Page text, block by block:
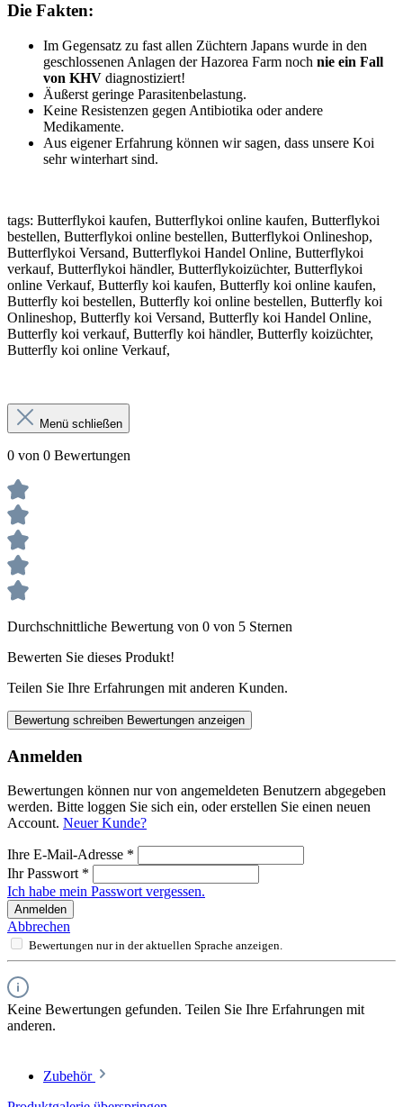
Die Fakten:
Im Gegensatz zu fast allen Züchtern Japans wurde in den
geschlossenen Anlagen der Hazorea Farm noch nie ein Fall
von KHV diagnostiziert!
Äußerst geringe Parasitenbelastung.
Keine Resistenzen gegen Antibiotika oder andere
Medikamente.
Aus eigener Erfahrung können wir sagen, dass unsere Koi
sehr winterhart sind.
tags: Butterflykoi kaufen, Butterflykoi online kaufen, Butterflykoi
bestellen, Butterflykoi online bestellen, Butterflykoi Onlineshop,
Butterflykoi Versand, Butterflykoi Handel Online, Butterflykoi
verkauf, Butterflykoi händler, Butterflykoizüchter, Butterflykoi
online Verkauf, Butterfly koi kaufen, Butterfly koi online kaufen,
Butterfly koi bestellen, Butterfly koi online bestellen, Butterfly koi
Onlineshop, Butterfly koi Versand, Butterfly koi Handel Online,
Butterfly koi verkauf, Butterfly koi händler, Butterfly koizüchter,
Butterfly koi online Verkauf,
Menü schließen
0 von 0 Bewertungen
Durchschnittliche Bewertung von 0 von 5 Sternen
Bewerten Sie dieses Produkt!
Teilen Sie Ihre Erfahrungen mit anderen Kunden.
Bewertung schreiben Bewertungen anzeigen
Anmelden
Bewertungen können nur von angemeldeten Benutzern abgegeben
werden. Bitte loggen Sie sich ein, oder erstellen Sie einen neuen
Account. Neuer Kunde?
Ihre E-Mail-Adresse *
Ihr Passwort *
Ich habe mein Passwort vergessen.
Anmelden
Abbrechen
Bewertungen nur in der aktuellen Sprache anzeigen.
Keine Bewertungen gefunden. Teilen Sie Ihre Erfahrungen mit
anderen.
Zubehör